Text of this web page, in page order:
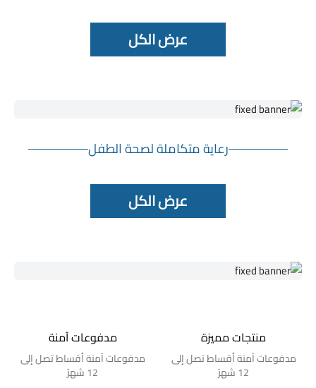
عرض الكل
رعاية متكاملة لصحة الطفل
عرض الكل
منتجات مميزة
مدفوعات آمنة أقساط تصل إلى
12 شهرً
مدفوعات آمنة
مدفوعات آمنة أقساط تصل إلى
12 شهرً